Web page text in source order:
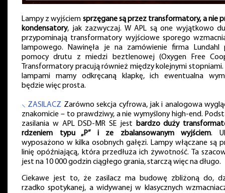
Lampy z wyjściem sprzęgane są przez transformatory, a nie
kondensatory, jak zazwyczaj. W APL są one wyjątkowo
przypominają transformatory wyjściowe sporego
lampowego. Nawinęła je na zamówienie firma Lundahl
pomocy drutu z miedzi beztlenowej (Oxygen Free
Transformatory pracują również między kolejnymi stopniami.
lampami mamy odkręcaną klapkę, ich ewentualna
będzie więc prosta.
⸜ ZASILACZ Zarówno sekcja cyfrowa, jak i analogowa
znakomicie – to prawdziwy, a nie wymyślony high-end.
zasilania w APL DSD-MR SE jest
bardzo duży
rdzeniem typu „P” i ze zbalansowanym wyjściem.
wyposażono w kilka osobnych gałęzi. Lampy włączane są
linię opóźniającą, która przedłuża ich żywotność. Ta
jest na 10 000 godzin ciągłego grania, starczą więc na długo.
Ciekawe jest to, że zasilacz ma budowę zbliżoną do,
rzadko spotykanej, a widywanej w klasycznych